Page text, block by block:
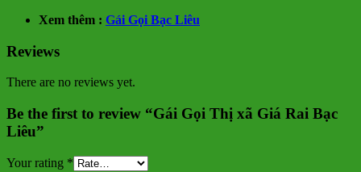
Xem thêm : Gái Gọi Bạc Liêu
Reviews
There are no reviews yet.
Be the first to review “Gái Gọi Thị xã Giá Rai Bạc
Liêu”
Your rating *